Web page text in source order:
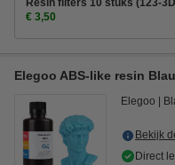
Resin filters 10 stuks (123-
€ 3,50
Elegoo ABS-like resin
Elegoo
Bekijk
Direct